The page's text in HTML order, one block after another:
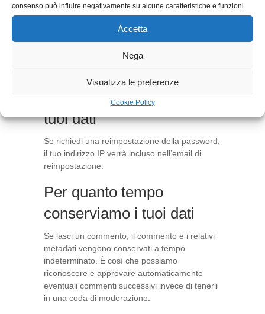
consenso può influire negativamente su alcune caratteristiche e funzioni.
Accetta
Nega
Visualizza le preferenze
Cookie Policy
Questi siti web possono raccogliere dati su di
di terze parti e monitorare l’interazione con
interazione con il contenuto incorporato se hai
Con chi condividiamo i
tuoi dati
Se richiedi una reimpostazione della password,
il tuo indirizzo IP verrà incluso nell’email di
reimpostazione.
Per quanto tempo
conserviamo i tuoi dati
Se lasci un commento, il commento e i relativi
metadati vengono conservati a tempo
indeterminato. È così che possiamo
riconoscere e approvare automaticamente
eventuali commenti successivi invece di tenerli
in una coda di moderazione.